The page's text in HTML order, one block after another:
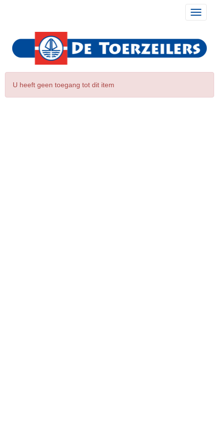
Toggle
U heeft geen toegang tot dit item